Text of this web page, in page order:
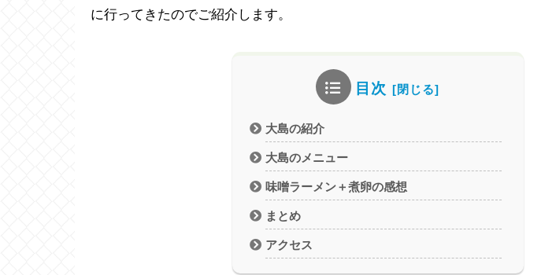
に行ってきたのでご紹介します。
目次
大島の紹介
大島のメニュー
味噌ラーメン＋煮卵の感想
まとめ
アクセス